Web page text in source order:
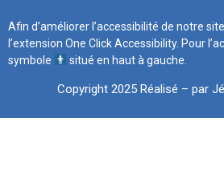
Afin d’améliorer l’accessibilité de notre
l’extension One Click Accessibility. Pour
symbole
situé en haut à gauche.
Copyright 2025 Réalisé – par